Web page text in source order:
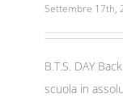
Settembre 17th,
B.T.S. DAY
scuola in